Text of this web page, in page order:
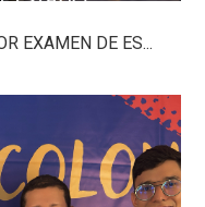
EXAMEN DE ES...